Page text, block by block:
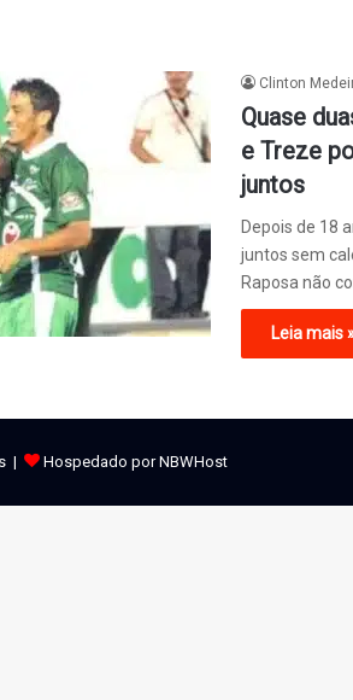
Clinton
Quase
e Treze
juntos
Depois de 18
juntos sem
Raposa não
Leia mais
| Hospedado por NBWHost